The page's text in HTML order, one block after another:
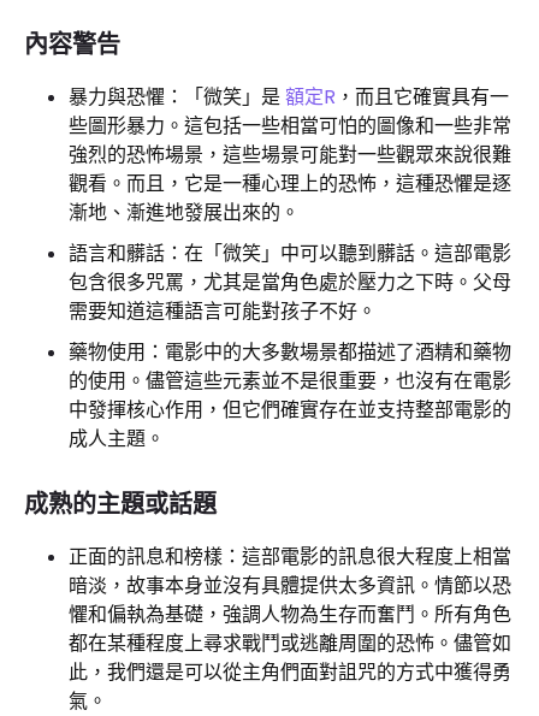
內容警告
暴力與恐懼：「微笑」是額定R ，而且它確實具有一
些圖形暴力。這包括一些相當可怕的圖像和一些非常
強烈的恐怖場景，這些場景可能對一些觀眾來說很難
觀看。而且，它是一種心理上的恐怖，這種恐懼是逐
漸地、漸進地發展出來的。
語言和髒話：在「微笑」中可以聽到髒話。這部電影
包含很多咒罵，尤其是當角色處於壓力之下時。父母
需要知道這種語言可能對孩子不好。
藥物使用：電影中的大多數場景都描述了酒精和藥物
的使用。儘管這些元素並不是很重要，也沒有在電影
中發揮核心作用，但它們確實存在並支持整部電影的
成人主題。
成熟的主題或話題
正面的訊息和榜樣：這部電影的訊息很大程度上相當
暗淡，故事本身並沒有具體提供太多資訊。情節以恐
懼和偏執為基礎，強調人物為生存而奮鬥。所有角色
都在某種程度上尋求戰鬥或逃離周圍的恐怖。儘管如
此，我們還是可以從主角們面對詛咒的方式中獲得勇
氣。